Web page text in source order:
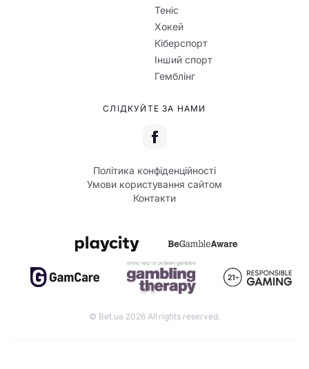
Теніс
Хокей
Кіберспорт
Інший спорт
Гемблінг
СЛІДКУЙТЕ ЗА НАМИ
Політика конфіденційності
Умови користування сайтом
Контакти
© Bet.ua 2026 All rights reserved.